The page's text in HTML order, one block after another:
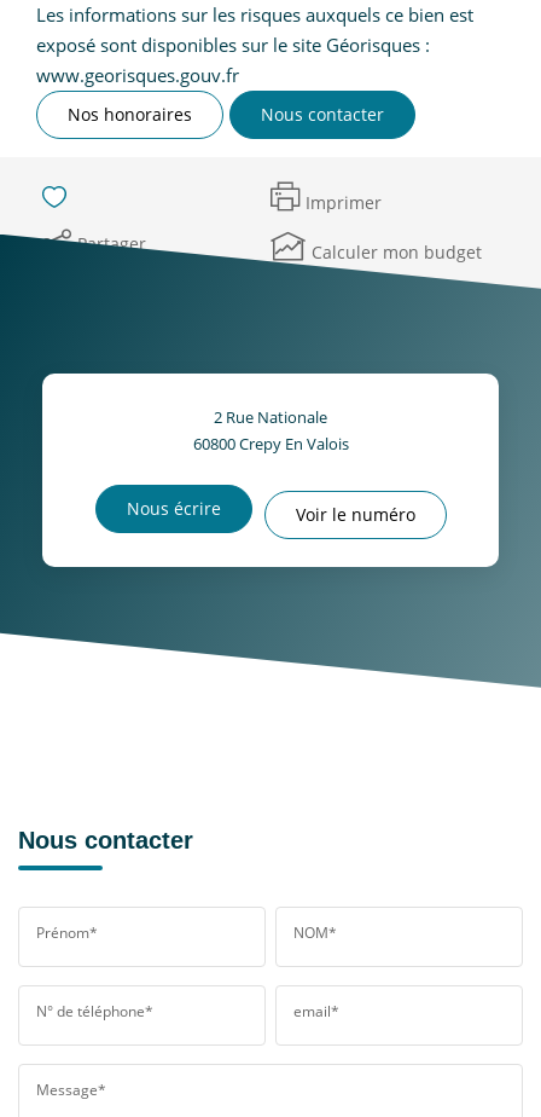
Les informations sur les risques auxquels ce bien est
exposé sont disponibles sur le site Géorisques :
www.georisques.gouv.fr
Nos honoraires Nous contacter
Imprimer
Partager
Calculer mon budget
2 Rue Nationale
60800Crepy En Valois
Nous écrire Voir le numéro
Nous contacter
Prénom* NOM*
N° de téléphone* email*
Message*